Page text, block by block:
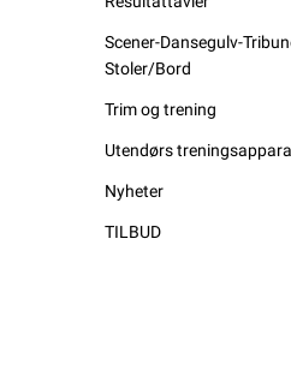
Scener-Dansegulv-
Stoler/Bord
Trim og trening
Utendørs
Nyheter
TILBUD